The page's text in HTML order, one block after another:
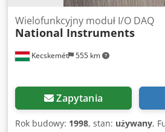
Kecskemét 555 km
Wielofunkcyjny moduł I/O DAQ
National Instruments
Zapytania
Rok budowy: 1998, stan: używany,